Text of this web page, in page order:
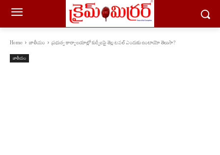
Home జాతీయం ప్రభుత్వ కార్యాలయాల్లో కుర్చీలపై తెల్ల టవల్ ఎందుకు ఉంటాయో తెలుసా?
జాతీయం